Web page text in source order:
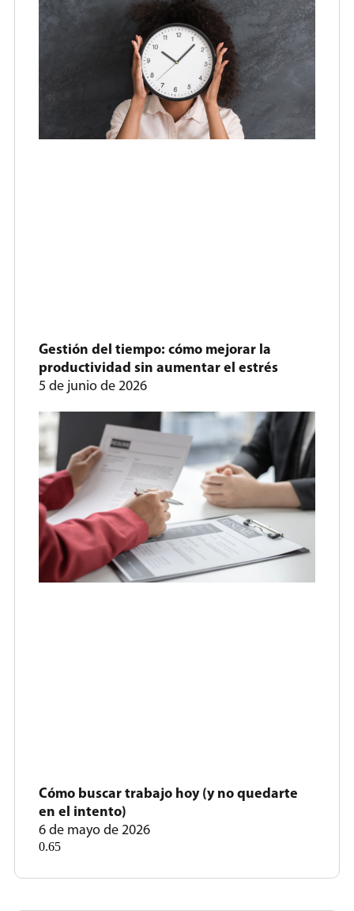
Gestión del tiempo: cómo mejorar la
productividad sin aumentar el estrés
5 de junio de 2026
Cómo buscar trabajo hoy (y no quedarte
en el intento)
6 de mayo de 2026